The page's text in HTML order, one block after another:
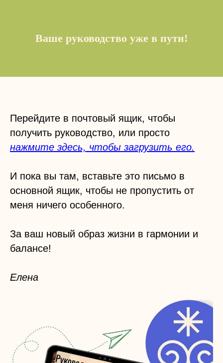
Ваше руководство уже в пути!
Перейдите в почтовый ящик, чтобы
получить руководство, или просто
нажмите здесь, чтобы загрузить его.
И пока вы там, вставьте это письмо в
основной ящик, чтобы не пропустить от
меня ничего особенного.
За ваш новый образ жизни в гармонии и
балансе!
Елена